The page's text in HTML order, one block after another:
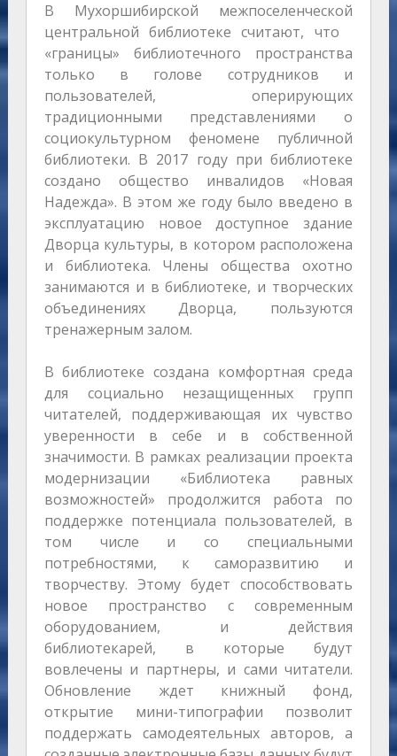
В Мухоршибирской межпоселенческой
центральной библиотеке считают, что
«границы» библиотечного пространства
только в голове сотрудников и
пользователей, оперирующих
традиционными представлениями о
социокультурном феномене публичной
библиотеки. В 2017 году при библиотеке
создано общество инвалидов «Новая
Надежда». В этом же году было введено в
эксплуатацию новое доступное здание
Дворца культуры, в котором расположена
и библиотека. Члены общества охотно
занимаются и в библиотеке, и творческих
объединениях Дворца, пользуются
тренажерным залом.
В библиотеке создана комфортная среда
для социально незащищенных групп
читателей, поддерживающая их чувство
уверенности в себе и в собственной
значимости. В рамках реализации проекта
модернизации «Библиотека равных
возможностей» продолжится работа по
поддержке потенциала пользователей, в
том числе и со специальными
потребностями, к саморазвитию и
творчеству. Этому будет способствовать
новое пространство с современным
оборудованием, и действия
библиотекарей, в которые будут
вовлечены и партнеры, и сами читатели.
Обновление ждет книжный фонд,
открытие мини-типографии позволит
поддержать самодеятельных авторов, а